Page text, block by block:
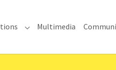
"Nos activités"
Submenu for
Multimedia